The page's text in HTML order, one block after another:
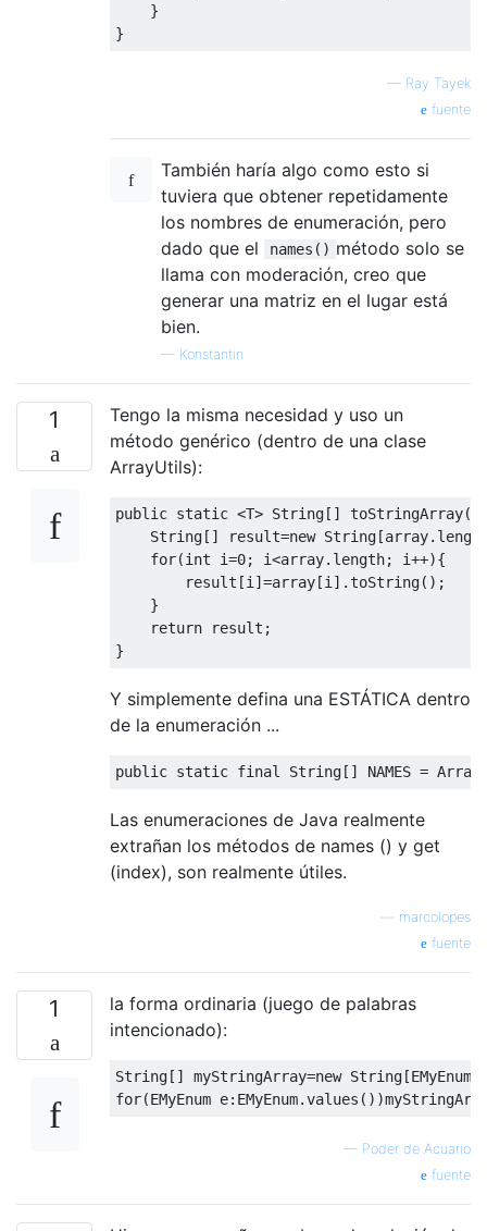
}
}
— Ray Tayek
fuente
También haría algo como esto si
tuviera que obtener repetidamente
los nombres de enumeración, pero
dado que el
names() método solo se
llama con moderación, creo que
generar una matriz en el lugar está
bien.
— Konstantin
1
Tengo la misma necesidad y uso un
método genérico (dentro de una clase
ArrayUtils):
public static <T> String[] toStringArray(
String[] result=new String[array.
for(int i=0; i<array. length; i++){
        result
[i ]=array[i ].toString();
}
return result ;
}
Y simplemente defina una ESTÁTICA dentro
de la enumeración ...
public static final String[] NAMES =
Las enumeraciones de Java realmente
extrañan los métodos de names () y get
(index), son realmente útiles.
marcolopes
fuente
1
la forma ordinaria (juego de palabras
intencionado):
String[] myStringArray=new String[EMyEnum
for(EMyEnum e: EMyEnum.values ())
— Poder de Acuario
fuente